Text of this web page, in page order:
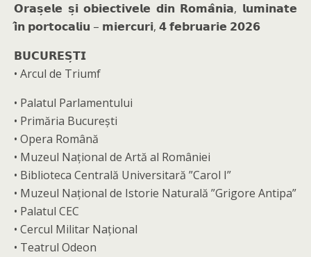
𝗢𝗿𝗮𝘀̦𝗲𝗹𝗲 𝘀̦𝗶 𝗼𝗯𝗶𝗲𝗰𝘁𝗶𝘃𝗲𝗹𝗲 𝗱𝗶𝗻 𝗥𝗼𝗺𝗮̂𝗻𝗶𝗮, 𝗹𝘂𝗺𝗶𝗻𝗮𝘁𝗲
𝗶̂𝗻 𝗽𝗼𝗿𝘁𝗼𝗰𝗮𝗹𝗶𝘂 – 𝗺𝗶𝗲𝗿𝗰𝘂𝗿𝗶, 𝟰 𝗳𝗲𝗯𝗿𝘂𝗮𝗿𝗶𝗲 𝟮𝟬𝟮𝟲
𝗕𝗨𝗖𝗨𝗥𝗘𝗦̦𝗧𝗜
• Arcul de Triumf
• Palatul Parlamentului
• Primăria București
• Opera Română
• Muzeul Național de Artă al României
• Biblioteca Centrală Universitară ”Carol I”
• Muzeul Național de Istorie Naturală ”Grigore Antipa”
• Palatul CEC
• Cercul Militar Național
• Teatrul Odeon